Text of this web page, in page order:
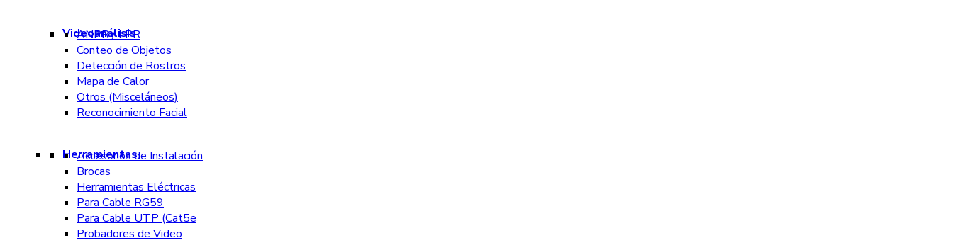
Videoanálisis
ANPR / LPR
Conteo de Objetos
Detección de Rostros
Mapa de Calor
Otros (Misceláneos)
Reconocimiento Facial
Herramientas
Accesorios de Instalación
Brocas
Herramientas Eléctricas
Para Cable RG59
Para Cable UTP (Cat5e
Probadores de Video